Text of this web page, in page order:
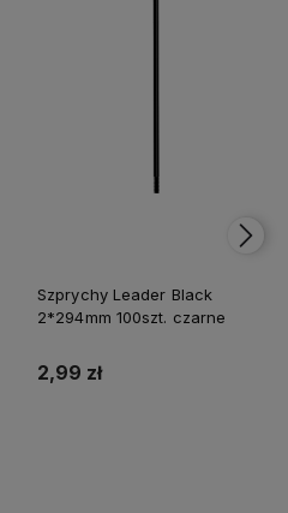
Szprychy Leader Black
2*294mm 100szt. czarne
2,99 zł